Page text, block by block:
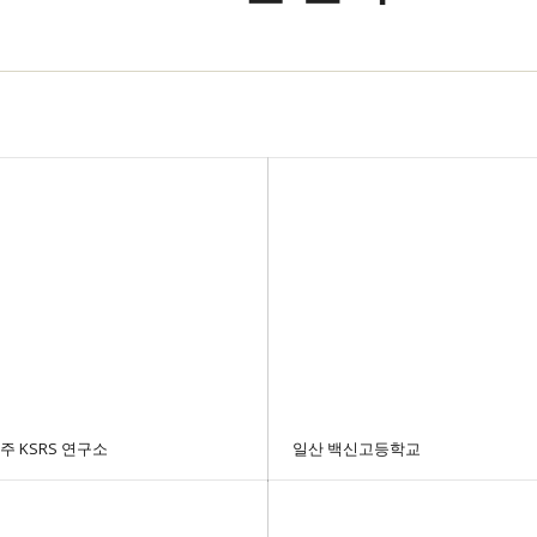
KSRS 연구소 일산 백신고등학교